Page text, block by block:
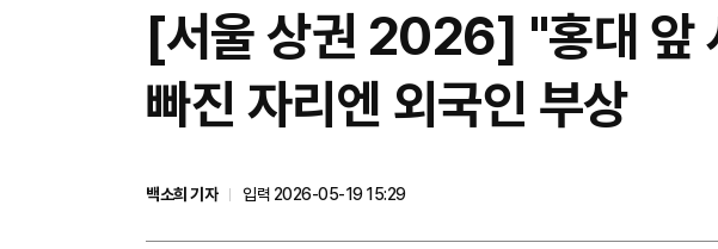
[서울 상권 2026] "홍대 앞
빠진 자리엔 외국인 부상
백소희 기자
입력 2026-05-19 15:29